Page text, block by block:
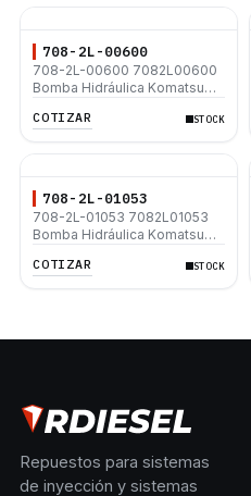
708-2L-00600
708-2L-00600 7082L00600
Bomba Hidráulica Komatsu
8 PC270LC-8
COTIZAR STOCK
708-2L-01053
708-2L-01053 7082L01053
Bomba Hidráulica Komatsu
6 PC210LC-6 PC220-6
COTIZAR STOCK
Repuestos para sistemas
de inyección y sistemas